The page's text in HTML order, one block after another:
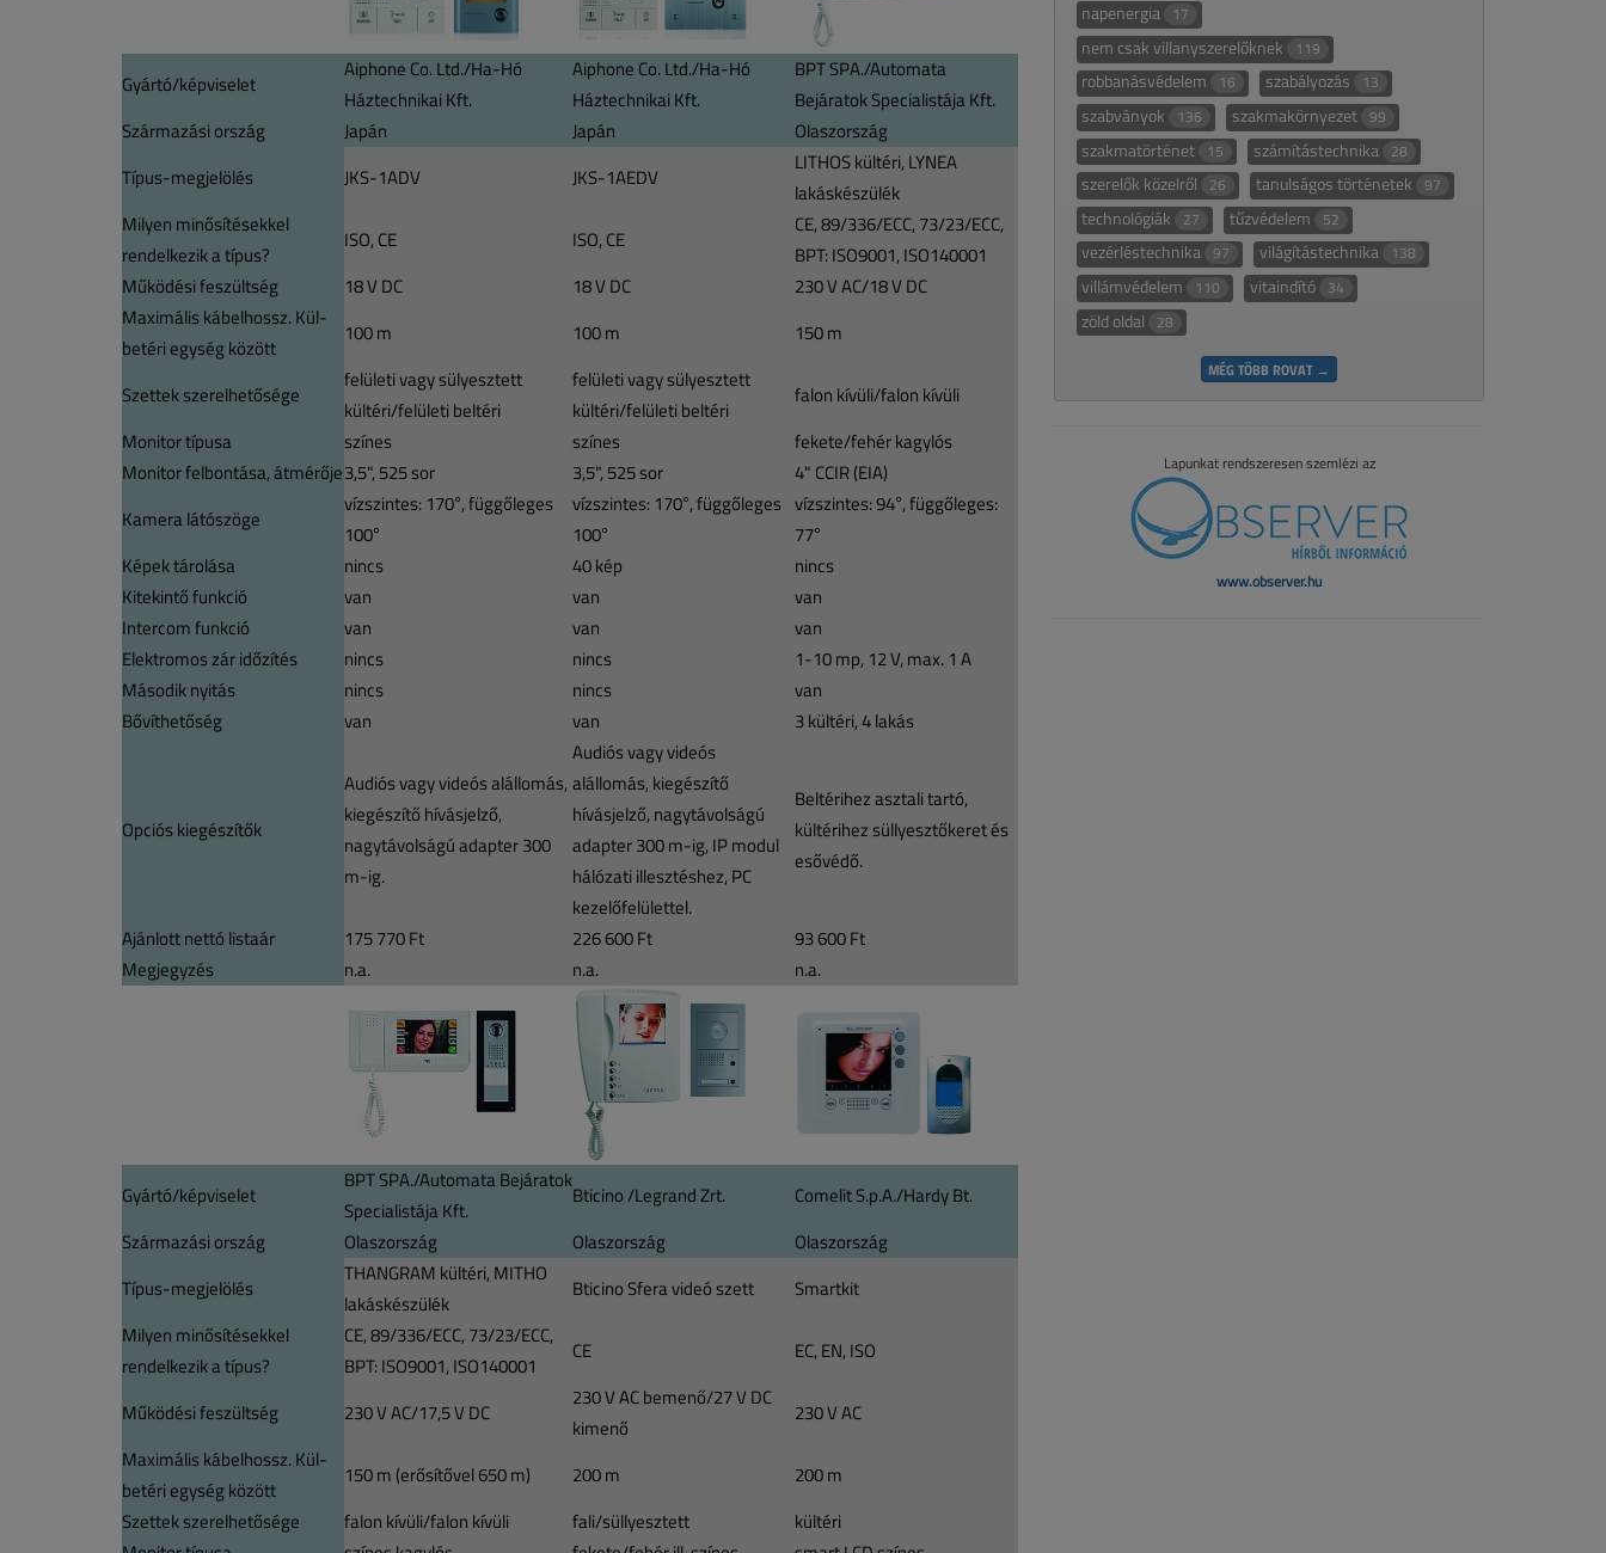
Gyártó/képviselet
Aiphone Co. Ltd./Ha-Hó
Háztechnikai Kft.
Aiphone Co. Ltd./Ha-Hó
Háztechnikai Kft.
BPT SPA./Automata
Bejáratok Specialistája Kft.
Származási ország
Japán Japán
Olaszország
Típus-megjelölés
JKS-1ADV JKS-1AEDV
LITHOS kültéri, LYNEA
lakáskészülék
Milyen minősítésekkel
rendelkezik a típus?
ISO, CE ISO, CE
CE, 89/336/ECC, 73/23/ECC,
BPT: ISO9001, ISO140001
Működési feszültség
18 V DC 18 V DC
230 V AC/18 V DC
Maximális kábelhossz. Kül-
betéri egység között
100 m 100 m 150 m
Szettek szerelhetősége
felületi vagy sülyesztett
kültéri/felületi beltéri
felületi vagy sülyesztett
kültéri/felületi beltéri
falon kívüli/falon kívüli
Monitor típusa
színes színes
fekete/fehér kagylós
Monitor felbontása, átmérője3,5", 525 sor 3,5", 525 sor
4" CCIR (EIA)
Kamera látószöge
vízszintes: 170°, függőleges
100°
vízszintes: 170°, függőleges
100°
vízszintes: 94°, függőleges:
77°
Képek tárolása
nincs 40 kép
nincs
Kitekintő funkció
van van
van
Intercom funkció
van van
van
Elektromos zár időzítés
nincs nincs
1-10 mp, 12 V, max. 1 A
Második nyitás
nincs nincs
van
Bővíthetőség
van van 3 kültéri, 4 lakás
Opciós kiegészítők
Audiós vagy videós alállomás,
kiegészítő hívásjelző,
nagytávolságú adapter 300
m-ig.
Audiós vagy videós
alállomás, kiegészítő
hívásjelző, nagytávolságú
adapter 300 m-ig, IP modul
hálózati illesztéshez, PC
kezelőfelülettel.
Beltérihez asztali tartó,
kültérihez süllyesztőkeret és
esővédő.
Ajánlott nettó listaár 175 770 Ft 226 600 Ft
93 600 Ft
Megjegyzés
n.a. n.a. n.a.
Gyártó/képviselet
BPT SPA./Automata Bejáratok
Specialistája Kft.
Bticino /Legrand Zrt.
Comelit S.p.A./Hardy Bt.
Származási ország
Olaszország Olaszország
Olaszország
Típus-megjelölés
THANGRAM kültéri, MITHO
lakáskészülék
Bticino Sfera videó szett
Smartkit
Milyen minősítésekkel
rendelkezik a típus?
CE, 89/336/ECC, 73/23/ECC,
BPT: ISO9001, ISO140001
CE EC, EN, ISO
Működési feszültség 230 V AC/17,5 V DC
230 V AC bemenő/27 V DC
kimenő
230 V AC
Maximális kábelhossz. Kül-
betéri egység között
150 m (erősítővel 650 m) 200 m
200 m
Szettek szerelhetősége
falon kívüli/falon kívüli fali/süllyesztett
kültéri
napenergia 17
nem csak villanyszerelőknek 119
robbanásvédelem 16 szabályozás 13
szabványok 136 szakmakörnyezet 99
szakmatörténet 15 számítástechnika 28
szerelők közelről 26 tanulságos történetek 97
technológiák 27 tűzvédelem 52
vezérléstechnika 97 világítástechnika 138
villámvédelem 110 vitaindító 34
zöld oldal 28
MÉG TÖBB ROVAT →
Lapunkat rendszeresen szemlézi az
www.observer.hu